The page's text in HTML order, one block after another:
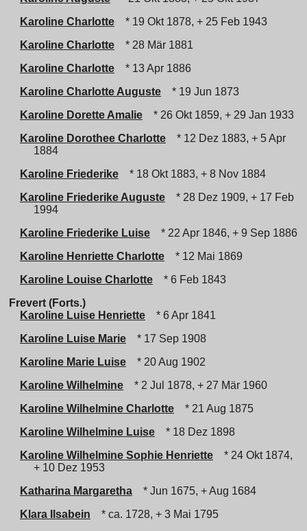
Karoline Charlotte
* 19 Okt 1878, + 25 Feb 1943
Karoline Charlotte
* 28 Mär 1881
Karoline Charlotte
* 13 Apr 1886
Karoline Charlotte Auguste
* 19 Jun 1873
Karoline Dorette Amalie
* 26 Okt 1859, + 29 Jan 1933
Karoline Dorothee Charlotte
* 12 Dez 1883, + 5 Apr
1884
Karoline Friederike
* 18 Okt 1883, + 8 Nov 1884
Karoline Friederike Auguste
* 28 Dez 1909, + 17 Feb
1994
Karoline Friederike Luise
* 22 Apr 1846, + 9 Sep 1886
Karoline Henriette Charlotte
* 12 Mai 1869
Karoline Louise Charlotte
* 6 Feb 1843
Frevert (Forts.)
Karoline Luise Henriette
* 6 Apr 1841
Karoline Luise Marie
* 17 Sep 1908
Karoline Marie Luise
* 20 Aug 1902
Karoline Wilhelmine
* 2 Jul 1878, + 27 Mär 1960
Karoline Wilhelmine Charlotte
* 21 Aug 1875
Karoline Wilhelmine Luise
* 18 Dez 1898
Karoline Wilhelmine Sophie Henriette
* 24 Okt 1874,
+ 10 Dez 1953
Katharina Margaretha
* Jun 1675, + Aug 1684
Klara Ilsabein
* ca. 1728, + 3 Mai 1795